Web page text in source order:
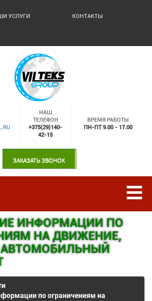
УСЛУГИ КОНТАКТЫ
НАШ
ТЕЛЕФОН
+375(29)140-
42-15
ВРЕМЯ РАБОТЫ
ПН-ПТ 9.00 - 17.00
ЗАКАЗАТЬ ЗВОНОК
ИНФОРМАЦИИ ПО
НА ДВИЖЕНИЕ,
по ограничениям на